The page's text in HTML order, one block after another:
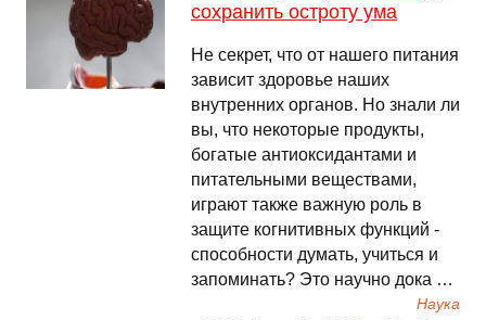
сохранить остроту ума
Не секрет, что от нашего питания
зависит здоровье наших
внутренних органов. Но знали ли
вы, что некоторые продукты,
богатые антиоксидантами и
питательными веществами,
играют также важную роль в
защите когнитивных функций -
способности думать, учиться и
запоминать? Это научно дока …
Наука